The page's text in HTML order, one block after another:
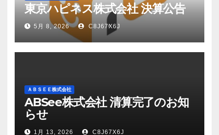
東京ハピネス株式会社 決算公告
5月 8, 2026 C8J67X6J
ＡＢＳＥＥ株式会社
ABSee株式会社 清算完了のお知
らせ
1月 13, 2026 C8J67X6J